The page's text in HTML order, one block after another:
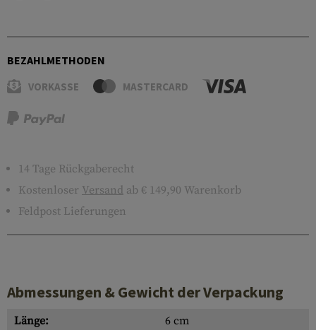
BEZAHLMETHODEN
VORKASSE MASTERCARD
14 Tage Rückgaberecht
Kostenloser Versand ab € 149,90 Warenkorb
Feldpost Lieferungen
Abmessungen & Gewicht der Verpackung
Länge:
6 cm